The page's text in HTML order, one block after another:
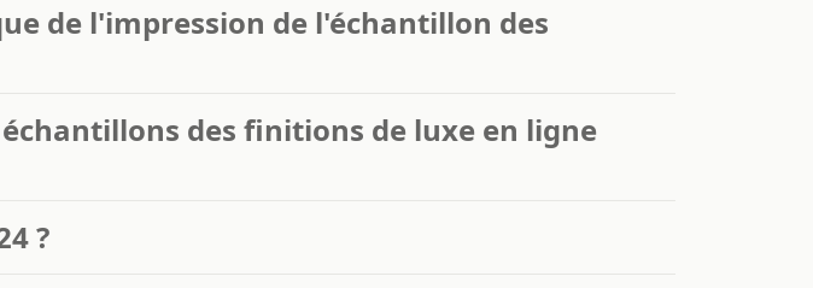
de l'impression de l'échantillon des
des finitions de luxe en ligne
?